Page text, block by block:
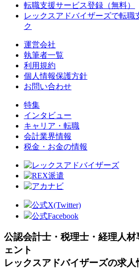
転職支援サービス登録（無料）
レックスアドバイザーズで転職
ク
運営会社
執筆者一覧
利用規約
個人情報保護方針
お問い合わせ
特集
インタビュー
キャリア・転職
会計業界情報
税金・お金の情報
公式X(Twitter)
公式Facebook
公認会計士・税理士・経理人
ェント
レックスアドバイザーズの求人